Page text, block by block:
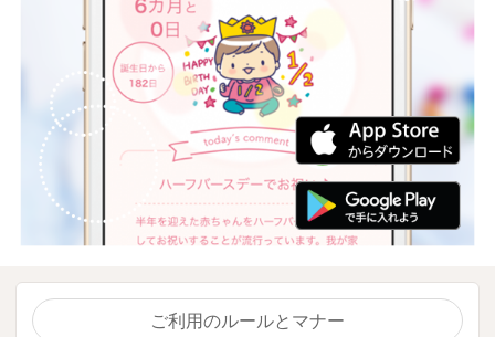
ご利用のルールとマナー